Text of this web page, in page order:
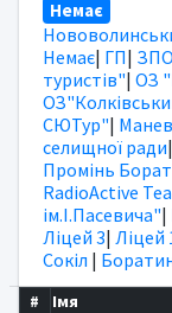
Немає
Немає| ГП|
туристів"| ОЗ
СЮТур"|
селищної ради|
Промінь
RadioActive
ім.І.Пасевича"|
Ліцей 3| Ліцей
Сокіл |
# Імя